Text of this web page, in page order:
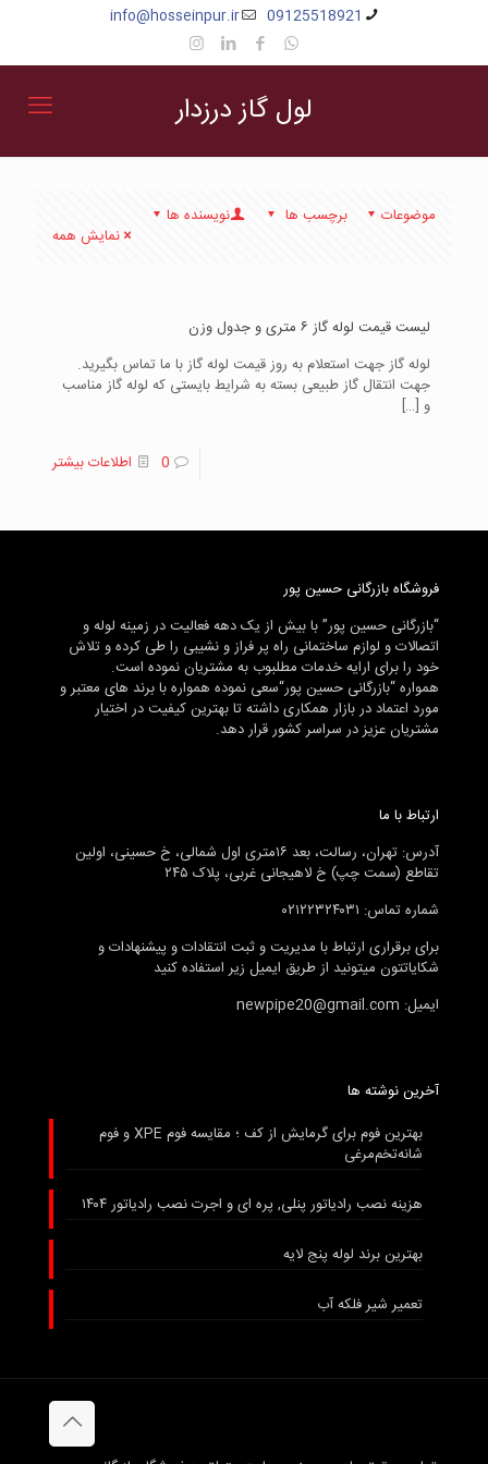
09125518921
info@hosseinpur.ir
لول گاز درزدار
موضوعات برچسب ها
نویسنده ها
نمایش همه
لیست قیمت لوله گاز ۶ متری و جدول وزن
لوله گاز جهت استعلام به روز قیمت لوله گاز با ما تماس بگیرید.
جهت انتقال گاز طبیعی بسته به شرایط بایستی که لوله گاز مناسب
و […]
0 اطلاعات بیشتر
فروشگاه بازرگانی حسین پور
“بازرگانی حسین پور” با بیش از یک دهه فعالیت در زمینه لوله و
اتصالات و لوازم ساختمانی راه پر فراز و نشیبی را طی کرده و تلاش
خود را برای ارایه خدمات مطلبوب به مشتریان نموده است.
همواره “بازرگانی حسین پور“سعی نموده همواره با برند های معتبر و
مورد اعتماد در بازار همکاری داشته تا بهترین کیفیت در اختیار
مشتریان عزیز در سراسر کشور قرار دهد.
ارتباط با ما
آدرس: تهران، رسالت، بعد ۱۶متری اول شمالی، خ حسینی، اولین
تقاطع (سمت چپ) خ لاهیجانی غربی، پلاک ۲۴۵
شماره تماس: ۰۲۱۲۲۳۲۴۰۳۱
برای برقراری ارتباط با مدیریت و ثبت انتقادات و پیشنهادات و
شکایاتتون میتونید از طریق ایمیل زیر استفاده کنید
ایمیل: newpipe20@gmail.com
آخرین نوشته ها
بهترین فوم برای گرمایش از کف ؛ مقایسه فوم XPE و فوم
شانه‌تخم‌مرغی
هزینه نصب رادیاتور پنلی, پره ای و اجرت نصب رادیاتور ۱۴۰۴
بهترین برند لوله پنج لایه
تعمیر شیر فلکه آب